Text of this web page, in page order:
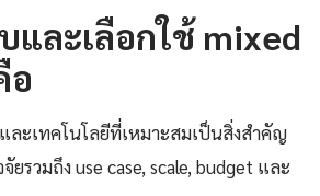
และเลือกใช้ mixed
อ
ละเทคโนโลยีที่เหมาะสมเป็นสิ่งสำคัญ
รวมถึง use case, scale, budget และ